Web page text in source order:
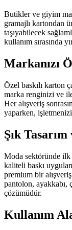
Butikler ve giyim
gramajlı kartondan
taşıyabilecek
kullanım sırasında
Markanızı
Özel baskılı karton
marka renginizi ve
Her alışveriş
yaparken,
Şık
Moda sektöründe ilk
kaliteli baskı
premium bir
pantolon, ayakkabı,
çözümüdür.
Kullanım